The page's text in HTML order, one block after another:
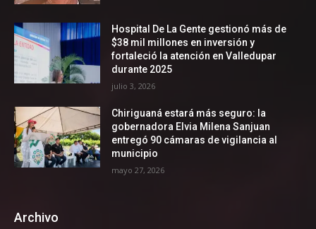
Hospital De La Gente gestionó más de
$38 mil millones en inversión y
fortaleció la atención en Valledupar
durante 2025
julio 3, 2026
Chiriguaná estará más seguro: la
gobernadora Elvia Milena Sanjuan
entregó 90 cámaras de vigilancia al
municipio
mayo 27, 2026
Archivo